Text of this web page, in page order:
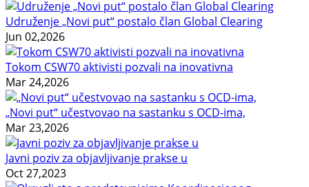
Udruženje „Novi put“ postalo član Global Clearing
Jun 02,2026
Tokom CSW70 aktivisti pozvali na inovativna
Mar 24,2026
„Novi put“ učestvovao na sastanku s OCD-ima,
Mar 23,2026
Javni poziv za objavljivanje prakse u
Oct 27,2023